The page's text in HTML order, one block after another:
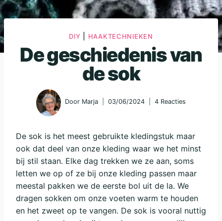
DIY HAAKTECHNIEKEN
De geschiedenis van
de sok
Door Marja 03/06/2024 4 Reacties
De sok is het meest gebruikte kledingstuk maar
ook dat deel van onze kleding waar we het minst
bij stil staan. Elke dag trekken we ze aan, soms
letten we op of ze bij onze kleding passen maar
meestal pakken we de eerste bol uit de la. We
dragen sokken om onze voeten warm te houden
en het zweet op te vangen. De sok is vooral nuttig